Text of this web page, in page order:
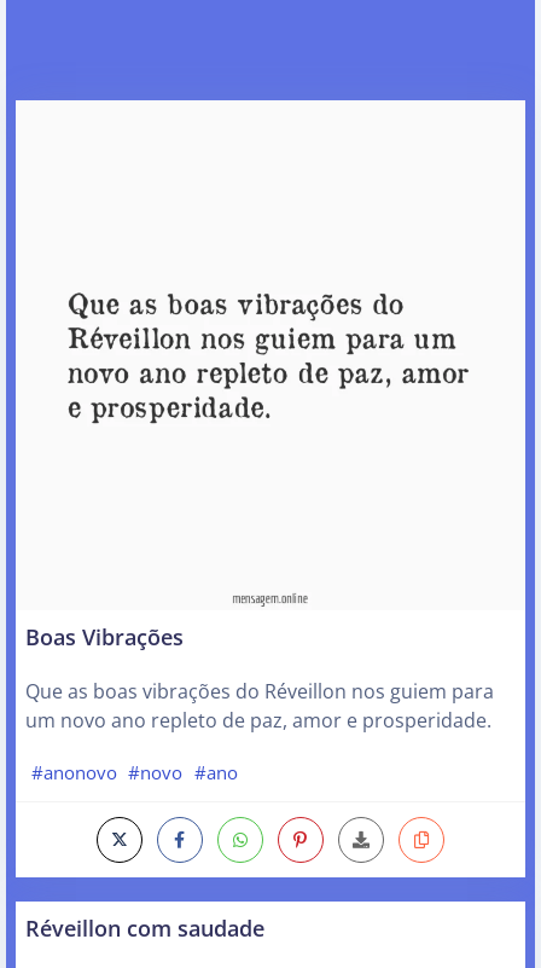
Boas Vibrações
Que as boas vibrações do Réveillon nos guiem para
um novo ano repleto de paz, amor e prosperidade.
#anonovo #novo #ano
Réveillon com saudade